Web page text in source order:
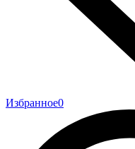
Избранное0